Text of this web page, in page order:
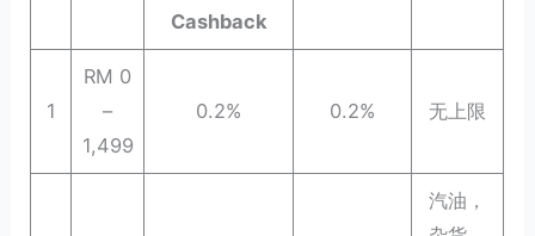
Cashback
1
RM 0
–
1,499
0.2% 0.2% 无上限
汽油，